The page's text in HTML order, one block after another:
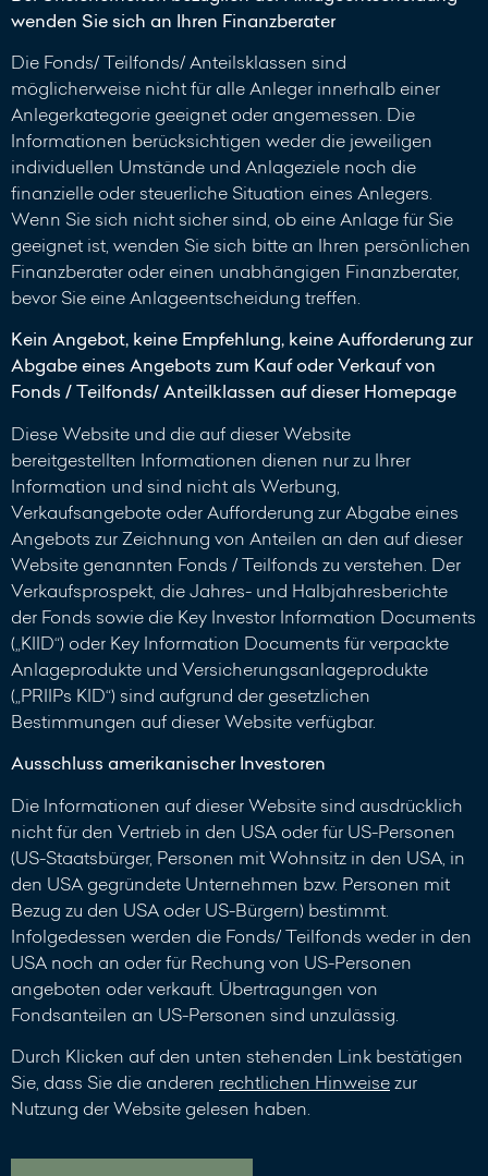
wenden Sie sich an Ihren Finanzberater
Die Fonds/ Teilfonds/ Anteilsklassen sind
möglicherweise nicht für alle Anleger innerhalb einer
Anlegerkategorie geeignet oder angemessen. Die
Informationen berücksichtigen weder die jeweiligen
individuellen Umstände und Anlageziele noch die
finanzielle oder steuerliche Situation eines Anlegers.
Wenn Sie sich nicht sicher sind, ob eine Anlage für Sie
geeignet ist, wenden Sie sich bitte an Ihren persönlichen
Finanzberater oder einen unabhängigen Finanzberater,
bevor Sie eine Anlageentscheidung treffen.
Kein Angebot, keine Empfehlung, keine Aufforderung zur
Abgabe eines Angebots zum Kauf oder Verkauf von
Fonds / Teilfonds/ Anteilklassen auf dieser Homepage
Diese Website und die auf dieser Website
bereitgestellten Informationen dienen nur zu Ihrer
Information und sind nicht als Werbung,
Verkaufsangebote oder Aufforderung zur Abgabe eines
Angebots zur Zeichnung von Anteilen an den auf dieser
Website genannten Fonds / Teilfonds zu verstehen. Der
Verkaufsprospekt, die Jahres- und Halbjahresberichte
der Fonds sowie die Key Investor Information Documents
(„KIID“) oder Key Information Documents für verpackte
Anlageprodukte und Versicherungsanlageprodukte
(„PRIIPs KID“) sind aufgrund der gesetzlichen
Bestimmungen auf dieser Website verfügbar.
Ausschluss amerikanischer Investoren
Die Informationen auf dieser Website sind ausdrücklich
nicht für den Vertrieb in den USA oder für US-Personen
(US-Staatsbürger, Personen mit Wohnsitz in den USA, in
den USA gegründete Unternehmen bzw. Personen mit
Bezug zu den USA oder US-Bürgern) bestimmt.
Infolgedessen werden die Fonds/ Teilfonds weder in den
USA noch an oder für Rechung von US-Personen
angeboten oder verkauft. Übertragungen von
Fondsanteilen an US-Personen sind unzulässig.
Durch Klicken auf den unten stehenden Link bestätigen
Sie, dass Sie die anderen rechtlichen Hinweisezur
Nutzung der Website gelesen haben.